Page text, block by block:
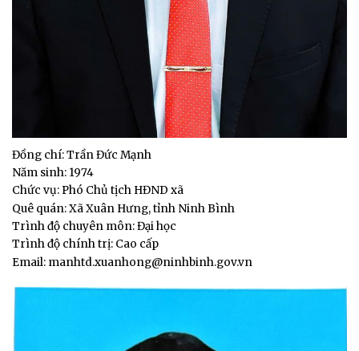
Đồng chí: Trần Đức Mạnh
Năm sinh: 1974
Chức vụ: Phó Chủ tịch HĐND xã
Quê quán: Xã Xuân Hưng, tỉnh Ninh Bình
Trình độ chuyên môn: Đại học
Trình độ chính trị: Cao cấp
Email: manhtd.xuanhong@ninhbinh.gov.vn